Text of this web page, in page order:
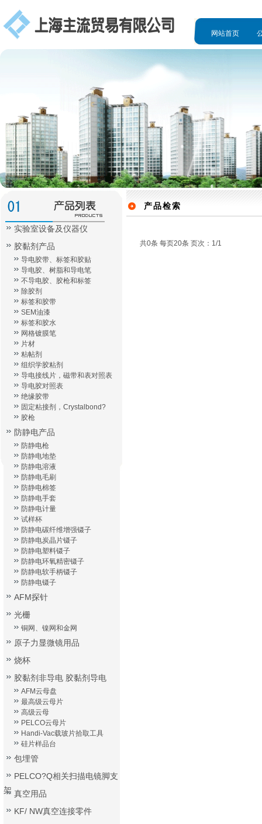
网站首页
产品检索
共0条 每页20条 页次：1/1
实验室设备及仪器仪
胶黏剂产品
导电胶带、标签和胶贴
导电胶、树脂和导电笔
不导电胶、胶枪和标签
除胶剂
标签和胶带
SEM油漆
标签和胶水
网格镀膜笔
片材
粘帖剂
组织学胶粘剂
导电接线片，磁带和表对照表
导电胶对照表
绝缘胶带
固定粘接剂，Crystalbond?
胶枪
防静电产品
防静电枪
防静电地垫
防静电溶液
防静电毛刷
防静电棉签
防静电手套
防静电计量
试样杯
防静电碳纤维增强镊子
防静电炭晶片镊子
防静电塑料镊子
防静电环氧精密镊子
防静电软手柄镊子
防静电镊子
AFM探针
光栅
铜网、镍网和金网
原子力显微镜用品
烧杯
胶黏剂非导电 胶黏剂导电
AFM云母盘
最高级云母片
高级云母
PELCO云母片
Handi-Vac载玻片拾取工具
硅片样品台
包埋管
PELCO?Q相关扫描电镜脚支
架 真空用品
KF/ NW真空连接零件